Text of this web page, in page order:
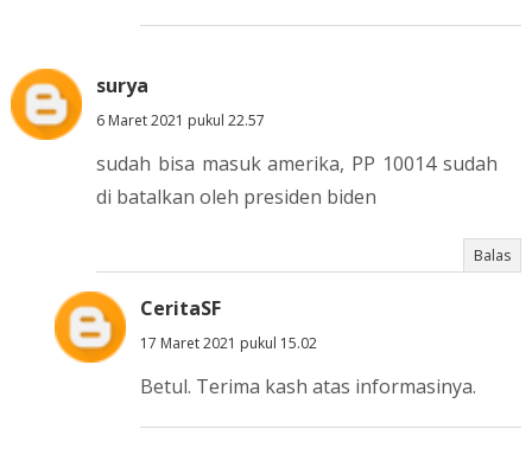
surya
6 Maret 2021 pukul 22.57
sudah bisa masuk amerika, PP 10014 sudah
di batalkan oleh presiden biden
Balas
CeritaSF
17 Maret 2021 pukul 15.02
Betul. Terima kash atas informasinya.